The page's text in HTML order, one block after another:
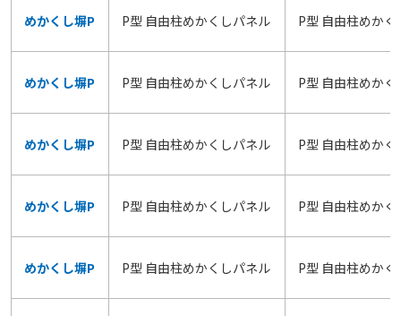
めかくし塀P P型 自由柱めかくしパネル P型 自由柱めか
めかくし塀P P型 自由柱めかくしパネル P型 自由柱めか
めかくし塀P P型 自由柱めかくしパネル P型 自由柱めか
めかくし塀P P型 自由柱めかくしパネル P型 自由柱めか
めかくし塀P P型 自由柱めかくしパネル P型 自由柱めか